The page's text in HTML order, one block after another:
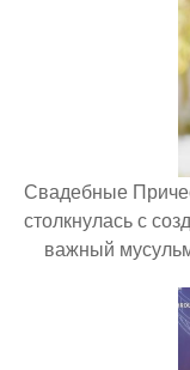
Свадебные
столкнулась с
важный